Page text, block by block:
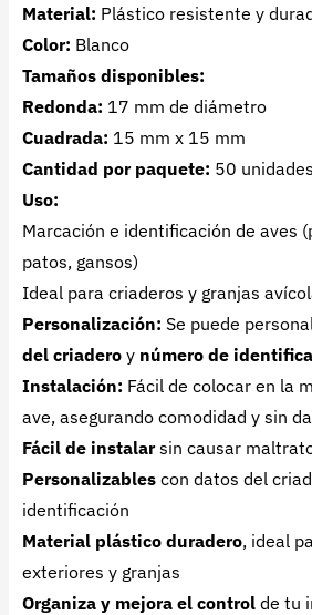
Material: Plástico resistente y
Color: Blanco
Tamaños disponibles:
Redonda: 17 mm de diámetro
Cuadrada: 15 mm x 15 mm
Cantidad por paquete: 50 unidades
Uso:
Marcación e identificación de aves
patos, gansos)
Ideal para criaderos y granjas
Personalización: Se puede
del criadero y número de
Instalación: Fácil de colocar en la
ave, asegurando comodidad y sin
Fácil de instalarsin causar
Personalizables con datos del
identificación
Material plástico duradero, ideal
exteriores y granjas
Organiza y mejora el control de tu